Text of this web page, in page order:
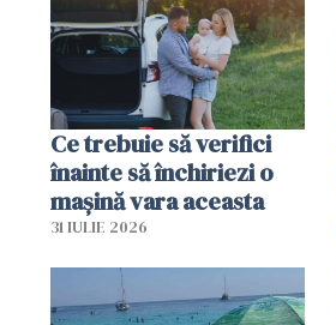
Ce trebuie să verifici
înainte să închiriezi o
mașină vara aceasta
31 IULIE 2026